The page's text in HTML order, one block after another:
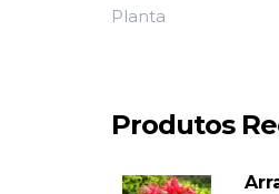
Planta
Produtos